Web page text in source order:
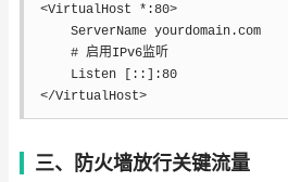
<VirtualHost *:80>
    ServerName yourdomain.com
    # 启用IPv6监听
    Listen [::]:80
</VirtualHost>
三、防火墙放行关键流量